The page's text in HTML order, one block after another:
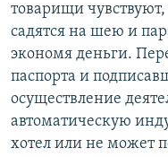
товарищи чувствуют,
садятся на шею и
экономя деньги.
паспорта и
осуществление
автоматическую
хотел или не может